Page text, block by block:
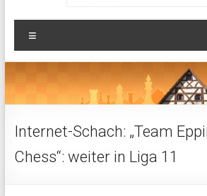
Internet-Schach: „Team
Chess“: weiter in Liga 11